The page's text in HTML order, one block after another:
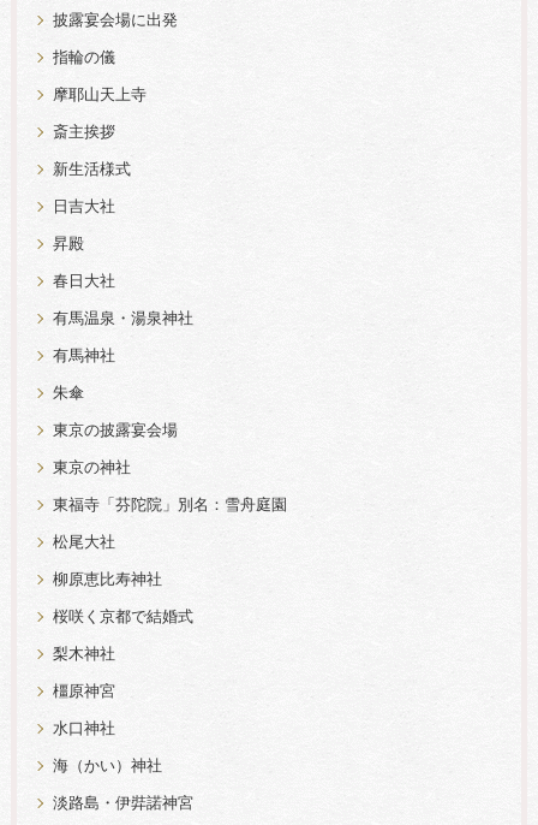
披露宴会場に出発
指輪の儀
摩耶山天上寺
斎主挨拶
新生活様式
日吉大社
昇殿
春日大社
有馬温泉・湯泉神社
有馬神社
朱傘
東京の披露宴会場
東京の神社
東福寺「芬陀院」別名：雪舟庭園
松尾大社
柳原恵比寿神社
桜咲く京都で結婚式
梨木神社
橿原神宮
水口神社
海（かい）神社
淡路島・伊弉諾神宮